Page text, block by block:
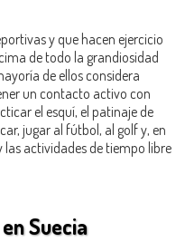
y que hacen ejercicio
de todo la grandiosidad
de ellos considera
un contacto activo con
el esquí, el patinaje de
jugar al fútbol, al golf y, en
actividades de tiempo libre
Suecia